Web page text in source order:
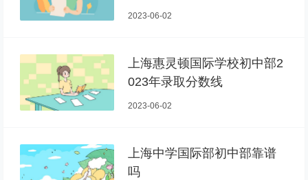
2023-06-02
上海惠灵顿国际学校初中部2
023年录取分数线
2023-06-02
上海中学国际部初中部靠谱
吗